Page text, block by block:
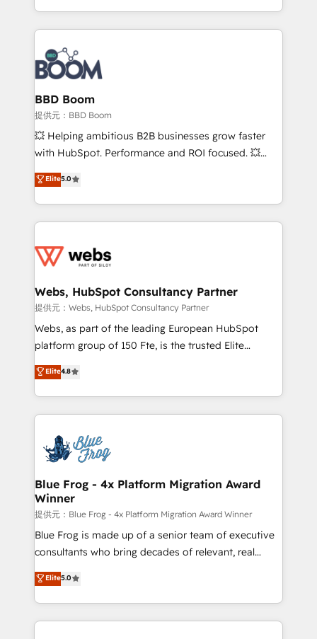
emailing) Informations clés : - 10 ans d'expérience -
100+ intégrations CRM HubSpot réussies - 40
experts conseil - 150 certifications HubSpot
cumulées
enterprise-grade campaigns, our in-house team
builds scalable strategies that drive long-term
revenue. ⚙️ HubSpot Integration & Optimization •
Seamless CRM, CMS, and automation setup •
Complex platform migrations and data cleanups •
Custom APIs and third-party integrations 📈 End-to-
End Revenue Acceleration • Lifecycle marketing and
pipeline growth programs • Sales enablement tools
and CRM optimization • Retention strategies with
Execution • 750+ onboardings and 2,000+
implementations • Deep expertise across marketing,
BBD Boom
提供元：BBD Boom
💥 Helping ambitious B2B businesses grow faster
with HubSpot. Performance and ROI focused. 💥
BBD Boom is the HubSpot partner that can help you
to HubSpot Better. We work with your teams to
solve all your HubSpot challenges and improve user
adoption, sales process and marketing results.
the first time 🔧 Designing and optimising your
and build using HubSpot 🔌 Integrating HubSpot
with other systems 🎓 Training your teams to be
HubSpot pros 📊 Lead generation services using
HubSpot Why us? - SIX HubSpot Accreditations -
CRM, Solutions Architecture, Onboarding , Data
Migration, Custom Integration & Platform
team of 25+ experts Contact us today to help you
get more from your investment in HubSpot.
Elite5.0
Webs, HubSpot Consultancy Partner
提供元：Webs, HubSpot Consultancy Partner
Webs, as part of the leading European HubSpot
platform group of 150 Fte, is the trusted Elite
HubSpot CRM Partner offering you a roadmap on
maximizing EBITDA and achieving Commercial
Excellence. With our targeted processes, we
strengthen your digital transformation and minimize
Implementation partner, we provide expertise to
drive your business forward. Since 2015 we are fully
dedicated to HubSpot and with an experienced
team (50+), we work with reputable companies in
B2B sectors such as manufacturing, SaaS and
business services. We prepare a customized
business case that demonstrates the value and
detailed financial rationale with a focus on ROI and
TCO. As a trusted extension of your team, we
Elite4.8
Blue Frog - 4x Platform Migration Award
Winner
提供元：Blue Frog - 4x Platform Migration Award Winner
Blue Frog is made up of a senior team of executive
consultants who bring decades of relevant, real
world experience to our client engagements. "Blue
Frog is a top, trusted partner in HubSpot's
ecosystem for a reason. Their team brings over a
decade of experience to the table, along with deep
Elite5.0